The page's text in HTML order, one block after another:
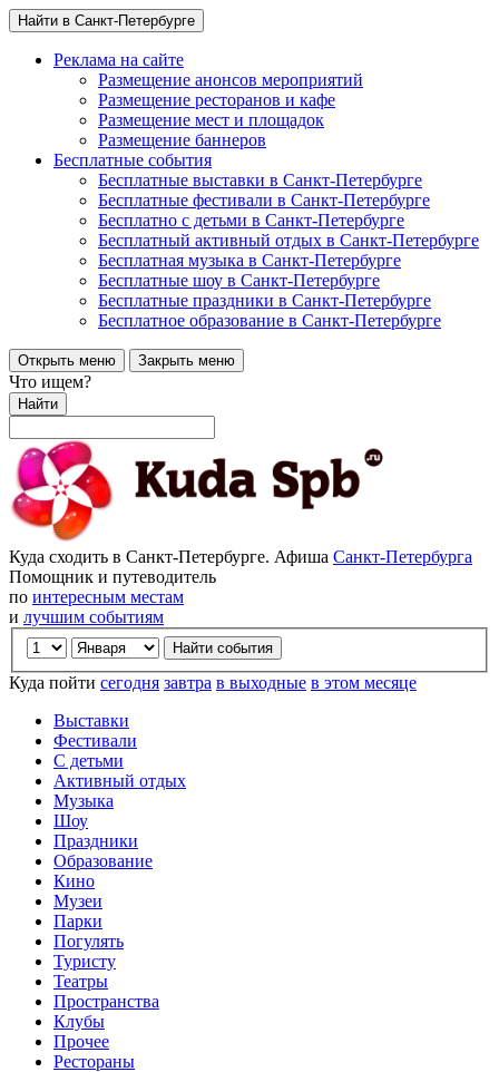
Найти в Санкт-Петербурге
Реклама на сайте
Размещение анонсов мероприятий
Размещение ресторанов и кафе
Размещение мест и площадок
Размещение баннеров
Бесплатные события
Бесплатные выставки в Санкт-Петербурге
Бесплатные фестивали в Санкт-Петербурге
Бесплатно с детьми в Санкт-Петербурге
Бесплатный активный отдых в Санкт-Петербурге
Бесплатная музыка в Санкт-Петербурге
Бесплатные шоу в Санкт-Петербурге
Бесплатные праздники в Санкт-Петербурге
Бесплатное образование в Санкт-Петербурге
Открыть меню Закрыть меню
Что ищем?
Найти
Куда сходить в Санкт-Петербурге. Афиша Санкт-Петербурга
Помощник и путеводитель
по интересным местам
и лучшим событиям
Куда пойти сегодня завтра в выходные в этом месяце
Выставки
Фестивали
С детьми
Активный отдых
Музыка
Шоу
Праздники
Образование
Кино
Музеи
Парки
Погулять
Туристу
Театры
Пространства
Клубы
Прочее
Рестораны